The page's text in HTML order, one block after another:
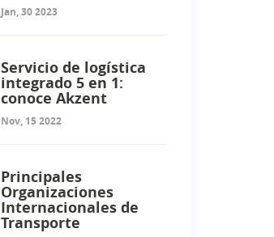
Jan, 30 2023
Servicio de logística
integrado 5 en 1:
conoce Akzent
Nov, 15 2022
Principales
Organizaciones
Internacionales de
Transporte